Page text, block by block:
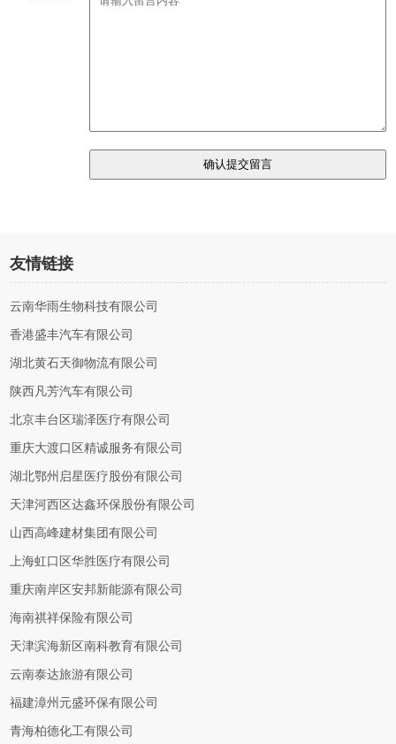
友情链接
云南华雨生物科技有限公司
香港盛丰汽车有限公司
湖北黄石天御物流有限公司
陕西凡芳汽车有限公司
北京丰台区瑞泽医疗有限公司
重庆大渡口区精诚服务有限公司
湖北鄂州启星医疗股份有限公司
天津河西区达鑫环保股份有限公司
山西高峰建材集团有限公司
上海虹口区华胜医疗有限公司
重庆南岸区安邦新能源有限公司
海南祺祥保险有限公司
天津滨海新区南科教育有限公司
云南泰达旅游有限公司
福建漳州元盛环保有限公司
青海柏德化工有限公司